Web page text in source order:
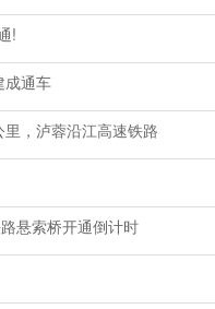
!
成通车
，泸蓉沿江高速铁路
悬索桥开通倒计时